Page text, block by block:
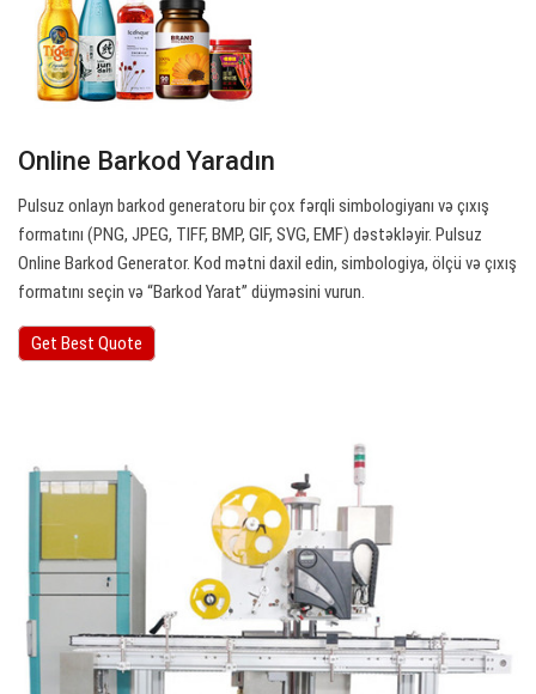
Online Barkod Yaradın
Pulsuz onlayn barkod generatoru bir çox fərqli simbologiyanı və çıxış
formatını (PNG, JPEG, TIFF, BMP, GIF, SVG, EMF) dəstəkləyir. Pulsuz
Online Barkod Generator. Kod mətni daxil edin, simbologiya, ölçü və çıxış
formatını seçin və “Barkod Yarat” düyməsini vurun.
Get Best Quote